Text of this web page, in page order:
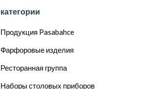
категории
Продукция Pasabahce
Фарфоровые изделия
Ресторанная группа
Наборы столовых приборов